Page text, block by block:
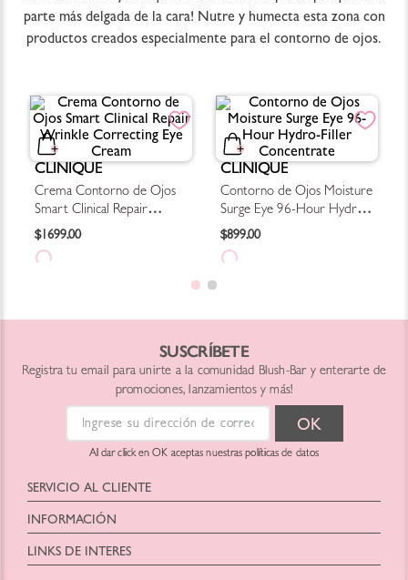
parte más delgada de la cara! Nutre y humecta esta zona con
productos creados especialmente para el contorno de ojos.
CLINIQUE
Crema Contorno de Ojos
Smart Clinical Repair
Wrinkle Correcting Eye
Cream
$1699.00
CLINIQUE
Contorno de Ojos Moisture
Surge Eye 96-Hour Hydro-
Filler Concentrate
$899.00
SUSCRÍBETE
Registra tu email para unirte a la comunidad Blush-Bar y enterarte de
promociones, lanzamientos y más!
Al dar click en OK aceptas nuestras políticas de datos
SERVICIO AL CLIENTE
Horario: Lunes a Viernes
9:00 am a 6:00pm
hola@blush-bar.com
INFORMACIÓN
Blush Bar Chile SPA
Representante: Christian Eduardo Fontecilla
LINKS DE INTERES